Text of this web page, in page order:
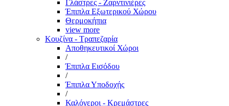
Γλάστρες - Ζαρντινιέρες
Έπιπλα Εξωτερικού Χώρου
Θερμοκήπια
view more
Κουζίνα - Τραπεζαρία
Αποθηκευτικοί Χώροι
/
Έπιπλα Εισόδου
/
Έπιπλα Υποδοχής
/
Καλόγεροι - Κρεμάστρες